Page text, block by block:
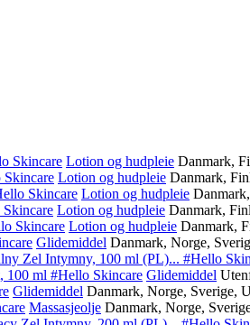
Skincare Lotion og hudpleie Danmark,
Lotion og hudpleie Danmark,
Skincare Lotion og hudpleie
Lotion og hudpleie Danmark,
Skincare Lotion og hudpleie Danmark,
Glidemiddel Danmark, Norge,
Zel Intymny, 100 ml (PL)... #Hello
100 ml #Hello Skincare Glidemiddel
Glidemiddel Danmark, Norge, Sverige,
Massasjeolje Danmark, Norge,